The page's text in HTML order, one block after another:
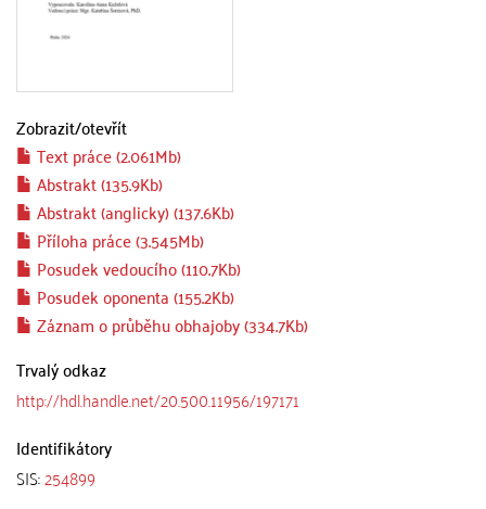
Zobrazit/otevřít
Text práce (2.061Mb)
Abstrakt (135.9Kb)
Abstrakt (anglicky) (137.6Kb)
Příloha práce (3.545Mb)
Posudek vedoucího (110.7Kb)
Posudek oponenta (155.2Kb)
Záznam o průběhu obhajoby (334.7Kb)
Trvalý odkaz
http://hdl.handle.net/20.500.11956/197171
Identifikátory
SIS:254899